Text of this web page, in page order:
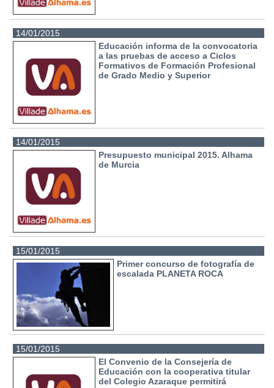
14/01/2015
Educación informa de la convocatoria
a las pruebas de acceso a Ciclos
Formativos de Formación Profesional
de Grado Medio y Superior
14/01/2015
Presupuesto municipal 2015. Alhama
de Murcia
15/01/2015
Primer concurso de fotografía de
escalada PLANETA ROCA
15/01/2015
El Convenio de la Consejería de
Educación con la cooperativa titular
del Colegio Azaraque permitirá